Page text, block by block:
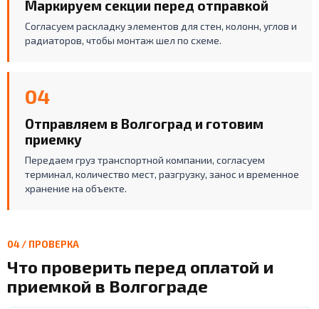
Маркируем секции перед отправкой
Согласуем раскладку элементов для стен, колонн, углов и
радиаторов, чтобы монтаж шел по схеме.
04
Отправляем в Волгоград и готовим
приемку
Передаем груз транспортной компании, согласуем
терминал, количество мест, разгрузку, занос и временное
хранение на объекте.
04 / ПРОВЕРКА
Что проверить перед оплатой и
приемкой в Волгограде